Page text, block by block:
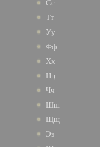
Сс
Тт
Уу
Фф
Хх
Цц
Чч
Шш
Щщ
Ээ